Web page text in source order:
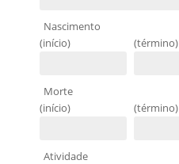
Nascimento
(início)
(término)
Morte
(início)
(término)
Atividade